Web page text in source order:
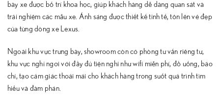
bày xe được bố trí khoa học, giúp khách hàng dễ dàng quan sát và
trải nghiệm các mẫu xe. Ánh sáng được thiết kế tinh tế, tôn lên vẻ đẹp
của từng dòng xe Lexus.
Ngoài khu vực trưng bày, showroom còn có phòng tư vấn riêng tư,
khu vực nghỉ ngơi với đầy đủ tiện nghi như wifi miễn phí, đồ uống, báo
chí, tạo cảm giác thoải mái cho khách hàng trong suốt quá trình tìm
hiểu và đàm phán.